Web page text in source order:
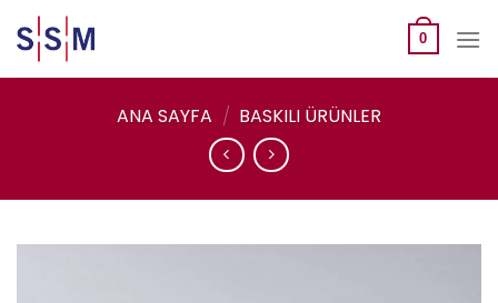
to
content
0
ANA SAYFA / BASKILI ÜRÜNLER